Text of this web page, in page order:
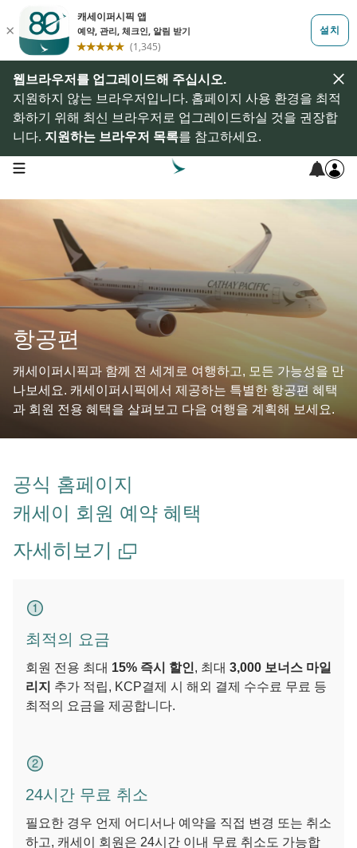
웹브라우저를 업그레이드해 주십시오.
지원하지 않는 브라우저입니다. 홈페이지 사용 환경을 최적
화하기 위해 최신 브라우저로 업그레이드하실 것을 권장합
니다. 지원하는 브라우저 목록를 참고하세요.
open navigation menu
항공편
캐세이퍼시픽과 함께 전 세계로 여행하고, 모든 가능성을 만
나보세요. 캐세이퍼시픽에서 제공하는 특별한 항공편 혜택
과 회원 전용 혜택을 살펴보고 다음 여행을 계획해 보세요.
공식 홈페이지
캐세이 회원 예약 혜택
자세히보기
최적의 요금
회원 전용 최대 15% 즉시 할인, 최대 3,000 보너스 마일
리지 추가 적립, KCP결제 시 해외 결제 수수료 무료 등
최적의 요금을 제공합니다.
24시간 무료 취소
필요한 경우 언제 어디서나 예약을 직접 변경 또는 취소
하고, 캐세이 회원은 24시간 이내 무료 취소도 가능합